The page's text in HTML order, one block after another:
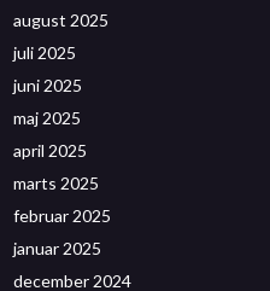
august 2025
juli 2025
juni 2025
maj 2025
april 2025
marts 2025
februar 2025
januar 2025
december 2024